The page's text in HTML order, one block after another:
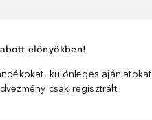
előnyökben!
különleges ajánlatokat
csak regisztrált